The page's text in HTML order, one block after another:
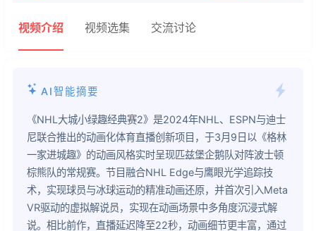
视频介绍 视频选集 交流讨论
AI智能摘要
《NHL大城小绿趣经典赛2》是2024年NHL、ESPN与迪士
尼联合推出的动画化体育直播创新项目，于3月9日以《格林
一家进城趣》的动画风格实时呈现匹兹堡企鹅队对阵波士顿
棕熊队的常规赛。节目融合NHL Edge与鹰眼光学追踪技
术，实现球员与冰球运动的精准动画还原，并首次引入Meta
VR驱动的虚拟解说员，实现在动画场景中多角度沉浸式解
说。相比前作，直播延迟降至22秒，动画细节更丰富，通过